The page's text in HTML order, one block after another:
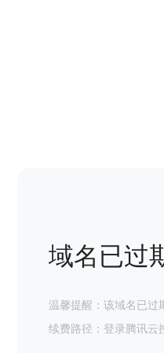
域名已过
温馨提醒：该域名已过
续费路径：登录腾讯云